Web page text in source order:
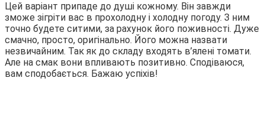
Цей варіант припаде до душі кожному. Він завжди
зможе зігріти вас в прохолодну і холодну погоду. З ним
точно будете ситими, за рахунок його поживності. Дуже
смачно, просто, оригінально. Його можна назвати
незвичайним. Так як до складу входять в’ялені томати.
Але на смак вони впливають позитивно. Сподіваюся,
вам сподобається. Бажаю успіхів!